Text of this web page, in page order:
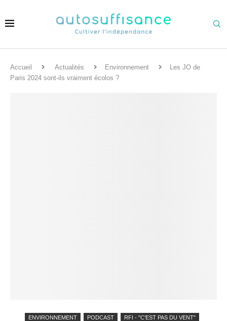
Accueil Actualités Environnement
Les JO de
Paris 2024 sont-ils vraiment écolos ?
ENVIRONNEMENT PODCAST
RFI - "C'EST PAS DU VENT"